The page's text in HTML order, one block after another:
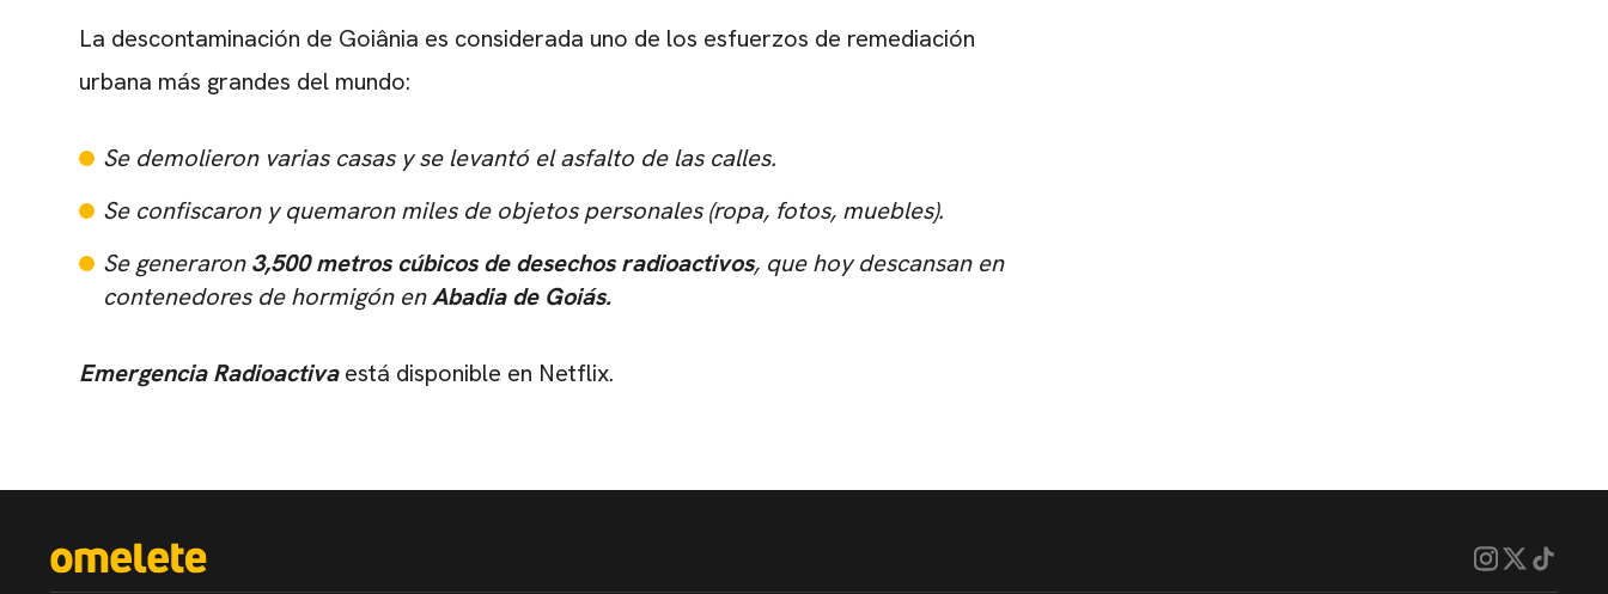
La descontaminación de Goiânia es considerada uno de los esfuerzos de remediación
urbana más grandes del mundo:
Se demolieron varias casas y se levantó el asfalto de las calles.
Se confiscaron y quemaron miles de objetos personales (ropa, fotos, muebles).
Se generaron3,500 metros cúbicos de desechos radioactivos, que hoy descansan en
contenedores de hormigón enAbadia de Goiás.
Emergencia Radioactivaestá disponible en Netflix.